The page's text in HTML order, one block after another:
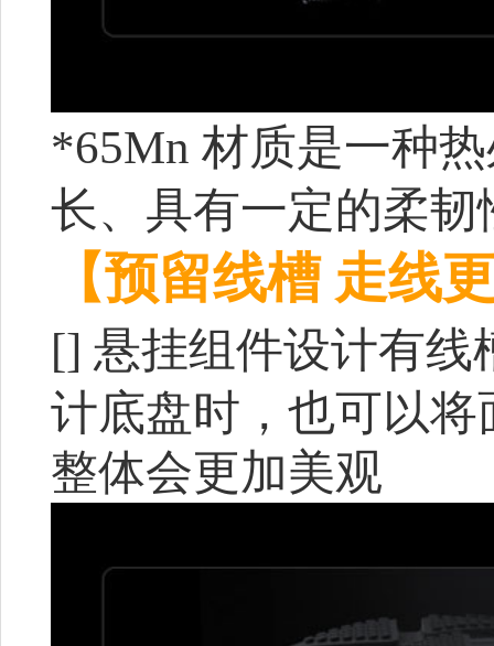
*65Mn 材质是一种
长、具有一定的柔
【预留线槽 走线
[] 悬挂组件设计有线
计底盘时，也可以
整体会更加美观